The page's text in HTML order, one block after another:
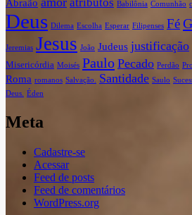
Abraão Babilônia Comunhão
Deus Dilema Escolha Esperar Filipenses Fé
Jeremias Jesus João Judeus justificação
Misericórdia Moisés Paulo Pecado Perdão
Roma romanos Salvação. Santidade Saulo
Deus.
Éden
Meta
Cadastre-se
Acessar
Feed de posts
Feed de comentários
WordPress.org